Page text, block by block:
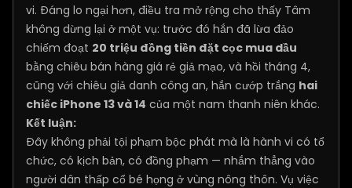
vi. Đáng lo ngại hơn, điều tra mở rộng cho thấy Tâm
không dừng lại ở một vụ: trước đó hắn đã lừa đảo
chiếm đoạt 20 triệu đồng tiền đặt cọc mua dầu
bằng chiêu bán hàng giá rẻ giả mạo, và hồi tháng 4,
cũng với chiêu giả danh công an, hắn cướp trắng hai
chiếc iPhone 13 và 14 của một nam thanh niên khác.
Kết luận:
Đây không phải tội phạm bộc phát mà là hành vi có tổ
chức, có kịch bản, có đồng phạm — nhắm thẳng vào
người dân thấp cổ bé họng ở vùng nông thôn. Vụ việc